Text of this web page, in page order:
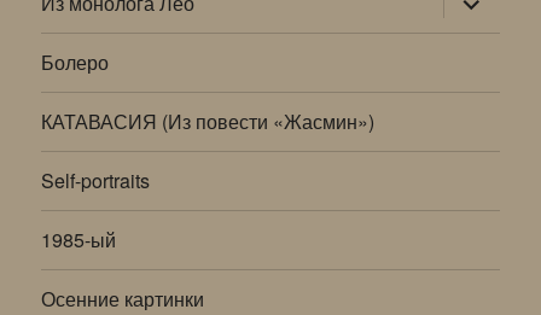
дочернее
меню
Болеро
КАТАВАСИЯ (Из повести «Жасмин»)
Self-portraits
1985-ый
Осенние картинки